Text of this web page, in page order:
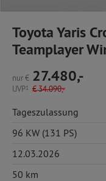
Toyota Yaris
Teamplayer
nur€ 27.480,-
UVP1 €34.090,-
Tageszulassung
96 KW (131 PS)
12.03.2026
50 km